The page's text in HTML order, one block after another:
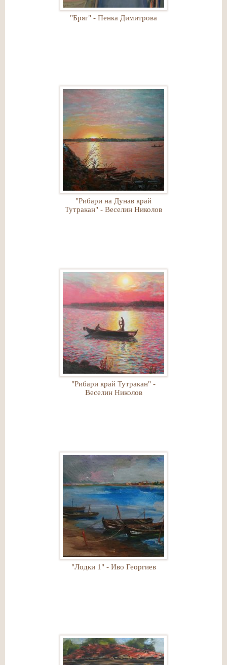
"Бряг" - Пенка Димитрова
"Рибари на Дунав край
Тутракан" - Веселин Николов
"Рибари край Тутракан" -
Веселин Николов
"Лодки 1" - Иво Георгиев